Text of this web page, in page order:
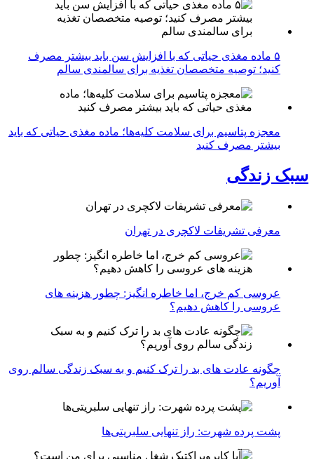
۵ ماده مغذی حیاتی که با افزایش سن باید بیشتر مصرف
کنید؛ توصیه متخصصان تغذیه برای سالمندی سالم
معجزه پتاسیم برای سلامت کلیه‌ها؛ ماده مغذی حیاتی که باید
بیشتر مصرف کنید
سبک زندگی
معرفی تشریفات لاکچری در تهران
عروسی کم خرج، اما خاطره انگیز: چطور هزینه های
عروسی را کاهش دهیم؟
چگونه عادت‌ های بد را ترک کنیم و به سبک زندگی سالم روی
آوریم؟
پشت پرده شهرت: راز تنهایی سلبریتی‌ها